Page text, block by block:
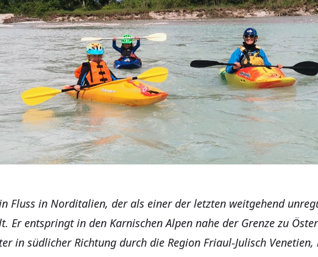
Fluss in Norditalien, der als einer der letzten weitgehend
Er entspringt in den Karnischen Alpen nahe der Grenze zu
in südlicher Richtung durch die Region Friaul-Julisch Venetien,